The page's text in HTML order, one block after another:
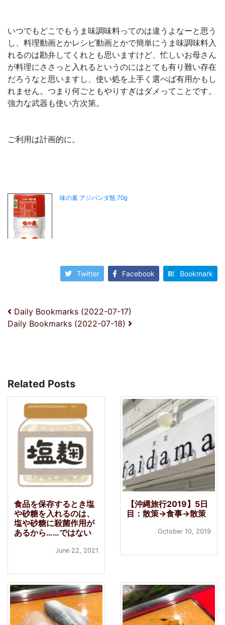
いつでもどこでもうま味調味料ってのは違うよなーと思う
し、料理動画とかレシピ動画とかで簡単にうま味調味料入
れるのは勘弁してくれとも思いますけど、忙しいお母さん
が料理にささっと入れるというのにはとても有り難い存在
だろうなと思いますし、使い処を上手く選べば有用かもし
れません。つまり何ごともやりすぎはダメってことです。
強力な武器も使い方次第。
ご利用は計画的に。
Twitter Facebook Bookmark
投稿ナビゲーション
Daily Bookmarks (2022-07-17)
Daily Bookmarks (2022-07-18)
Related Posts
食品を保存するとき塩
や砂糖を入れるのは、
塩や砂糖に殺菌作用が
あるから……ではない
June 22, 2021
【沖縄旅行2019】5日
目：散策→食事→散策
October 10, 2019